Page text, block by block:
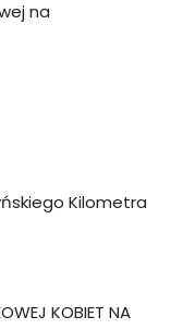
na
Kilometra
KOBIET NA